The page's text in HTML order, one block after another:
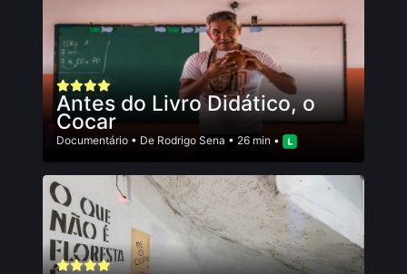
Antes do Livro Didático, o
Cocar
Documentário • De Rodrigo Sena • 26 min •